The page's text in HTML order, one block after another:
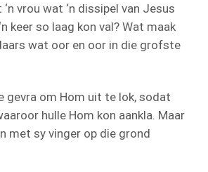
vrou wat ‘n dissipel van Jesus
keer so laag kon val? Wat maak
wat oor en oor in die grofste
gevra om Hom uit te lok, sodat
hulle Hom kon aankla. Maar
met sy vinger op die grond